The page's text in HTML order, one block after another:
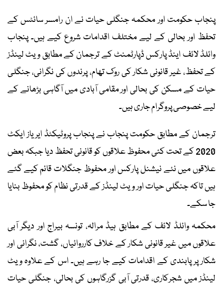
پنجاب حکومت اور محکمہ جنگلی حیات نے ان رامسر سائٹس کے
تحفظ اور بحالی کے لیے مختلف اقدامات شروع کیے ہیں۔ پنجاب
وائلڈ لائف اینڈ پارکس ڈپارٹمنٹ کے ترجمان کے مطابق ویٹ لینڈز
کے تحفظ، غیر قانونی شکار کی روک تھام، پرندوں کی نگرانی، جنگلی
حیات کے مسکن کی بحالی اور مقامی آبادی میں آگاہی بڑھانے کے
لیے خصوصی پروگرام جاری ہیں۔
ترجمان کے مطابق حکومت پنجاب نے پنجاب پروٹیکٹڈ ایریاز ایکٹ
2020 کے تحت کئی محفوظ علاقوں کو قانونی تحفظ دیا جبکہ بعض
علاقوں میں نئے نیشنل پارکس اور محفوظ جنگلات قائم کیے گئے
ہیں تاکہ جنگلی حیات اور ویٹ لینڈز کے قدرتی نظام کو محفوظ بنایا
جا سکے۔
محکمہ وائلڈ لائف کے مطابق ہیڈ مرالہ، تونسہ بیراج اور دیگر آبی
علاقوں میں غیر قانونی شکار کے خلاف کارروائیاں، گشت، نگرانی اور
شکار پر پابندی کے اقدامات کیے جا رہے ہیں۔ اس کے علاوہ ویٹ
لینڈز میں شجرکاری، قدرتی آبی گزرگاہوں کی بحالی، جنگلی حیات